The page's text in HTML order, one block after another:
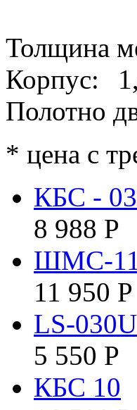
Толщина
Корпус:
Полотно
* цена с
КБС -
8 988 Р
ШМС-11
11 950 Р
LS-030U
5 550 Р
КБC 10